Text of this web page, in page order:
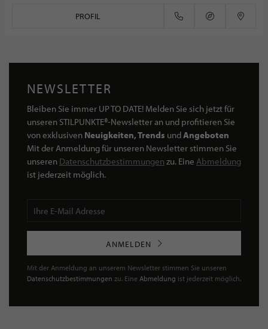
PROFIL
NEWSLETTER
Bleiben Sie immer UP TO DATE! Melden Sie sich jetzt für
unseren STILPUNKTE®-Newsletter an und profitieren Sie
von exklusiven Neuigkeiten, Trends undAngeboten
Mit der Anmeldung für unseren Newsletter stimmen Sie
unseren Datenschutzbestimmungen zu. Eine Abmeldung
ist jederzeit möglich.
ANMELDEN
Mit der Anmeldung an unserem Newsletter stimmen Sie unseren
Datenschutzbestimmungen zu. Eine Abmeldung ist jederzeit möglich.